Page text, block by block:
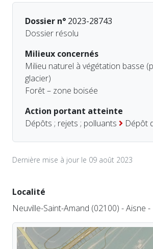
Dossier n° 2023-28743
Dossier résolu
Milieux concernés
Milieu naturel à végétation basse
glacier)
Forêt – zone boisée
Action portant atteinte
Dépôts ; rejets ; polluants
Dépôt
Dernière mise à jour le 09 août 2023
Localité
Neuville-Saint-Amand (02100) - Aisne